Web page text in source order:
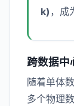
k) ，成
跨数据中
随着单体
多个物理